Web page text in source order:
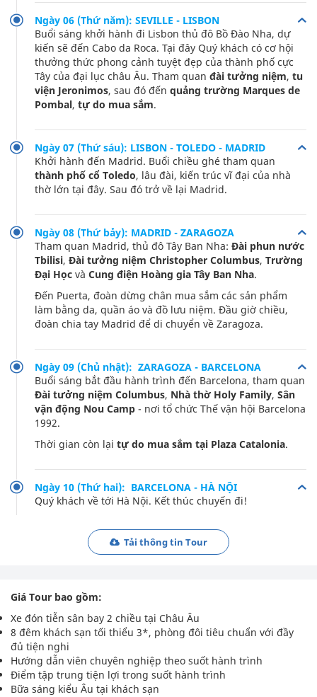
Ngày 06 (Thứ năm): SEVILLE - LISBON
Buổi sáng khởi hành đi Lisbon thủ đô Bồ Đào Nha, dự
kiến sẽ đến Cabo da Roca. Tại đây Quý khách có cơ hội
thưởng thức phong cảnh tuyệt đẹp của thành phố cực
Tây của đại lục châu Âu. Tham quan đài tưởng niệm, tu
viện Jeronimos, sau đó đến quảng trường Marques de
Pombal, tự do mua sắm.
Ngày 07 (Thứ sáu): LISBON - TOLEDO - MADRID
Khởi hành đến Madrid. Buổi chiều ghé tham quan
thành phố cổ Toledo, lâu đài, kiến trúc vĩ đại của nhà
thờ lớn tại đây. Sau đó trở về lại Madrid.
Ngày 08 (Thứ bảy): MADRID - ZARAGOZA
Tham quan Madrid, thủ đô Tây Ban Nha: Đài phun nước
Tbilisi, Đài tưởng niệm Christopher Columbus, Trường
Đại Học và Cung điện Hoàng gia Tây Ban Nha.
Đến Puerta, đoàn dừng chân mua sắm các sản phẩm
làm bằng da, quần áo và đồ lưu niệm. Đầu giờ chiều,
đoàn chia tay Madrid để di chuyển về Zaragoza.
Ngày 09 (Chủ nhật): ZARAGOZA - BARCELONA
Buổi sáng bắt đầu hành trình đến Barcelona, tham quan
Đài tưởng niệm Columbus, Nhà thờ Holy Family, Sân
vận động Nou Camp - nơi tổ chức Thế vận hội Barcelona
1992.
Thời gian còn lại tự do mua sắm tại Plaza Catalonia.
Ngày 10 (Thứ hai): BARCELONA - HÀ NỘI
Quý khách về tới Hà Nội. Kết thúc chuyến đi!
Tải thông tin Tour
Giá Tour bao gồm:
Xe đón tiễn sân bay 2 chiều tại Châu Âu
8 đêm khách sạn tối thiểu 3*, phòng đôi tiêu chuẩn với đầy
đủ tiện nghi
Hướng dẫn viên chuyên nghiệp theo suốt hành trình
Điểm tập trung tiện lợi trong suốt hành trình
Bữa sáng kiểu Âu tại khách sạn